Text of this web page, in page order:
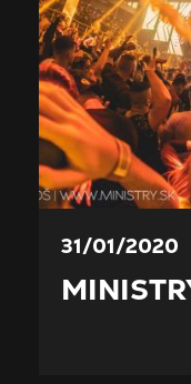
31/01/2020